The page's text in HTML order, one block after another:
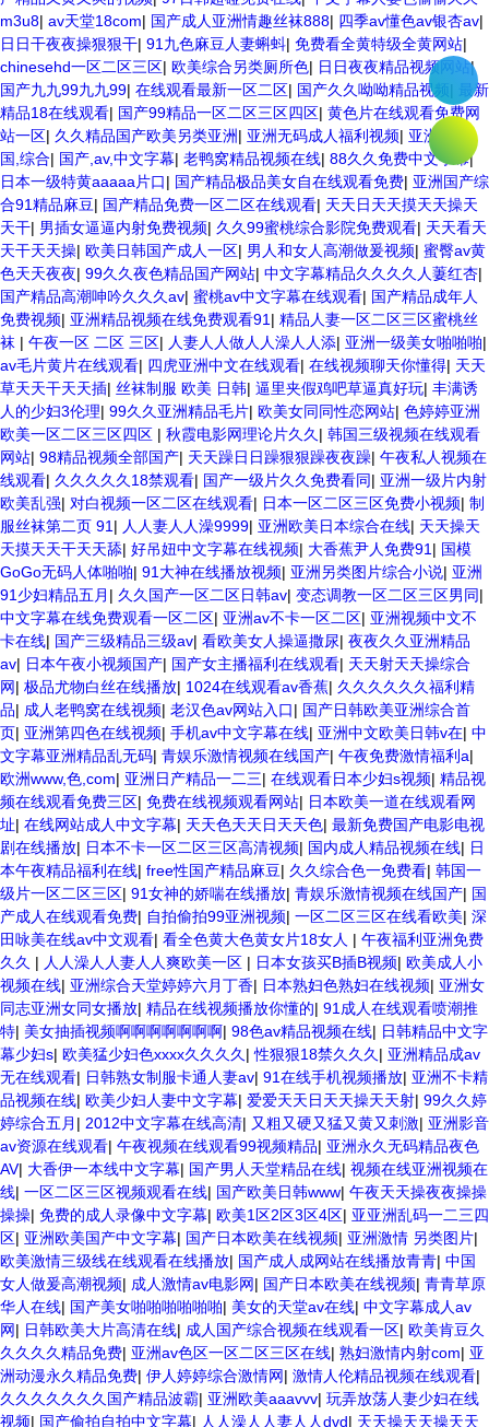
m3u8| av天堂18com| 国产成人亚洲情趣丝袜888| 四季av懂色av银杏av|
日日干夜夜操狠狠干| 91九色麻豆人妻蝌蚪| 免费看全黄特级全黄网站|
chinesehd一区二区三区| 欧美综合另类厕所色| 日日夜夜精品视频网站|
国产九九99九九99| 在线观看最新一区二区| 国产久久呦呦精品视频 |
最新
精品18在线观看| 国产99精品一区二区三区四区| 黄色片在线观看免费网
站一区| 久久精品国产欧美另类亚洲| 亚洲无码成人福利视频| 亚洲,欧美,
国,综合| 国产,av,中文字幕| 老鸭窝精品视频在线| 88久久免费中文字幕|
日本一级特黄aaaaa片口| 国产精品极品美女自在线观看免费| 亚洲国产综
合91精品麻豆| 国产精品免费一区二区在线观看| 天天日天天摸天天操天
天干| 男插女逼逼内射免费视频| 久久99蜜桃综合影院免费观看| 天天看天
天干天天操| 欧美日韩国产成人一区| 男人和女人高潮做爰视频| 蜜臀av黄
色天天夜夜| 99久久夜色精品国产网站| 中文字幕精品久久久久人萋红杏|
国产精品高潮呻吟久久久av| 蜜桃av中文字幕在线观看| 国产精品成年人
免费视频| 亚洲精品视频在线免费观看91 | 精品人妻一区二区三区蜜桃丝
袜 | 午夜一区 二区 三区| 人妻人人做人人澡人人添| 亚洲一级美女啪啪啪|
av毛片黄片在线观看| 四虎亚洲中文在线观看| 在线视频聊天你懂得| 天天
草天天干天天插| 丝袜制服 欧美 日韩| 逼里夹假鸡吧草逼真好玩| 丰满诱
人的少妇3伦理| 99久久亚洲精品毛片| 欧美女同同性恋网站| 色婷婷亚洲
欧美一区二区三区四区 | 秋霞电影网理论片久久 | 韩国三级视频在线观看
网站| 98精品视频全部国产| 天天躁日日躁狠狠躁夜夜躁| 午夜私人视频在
线观看| 久久久久久18禁观看| 国产一级片久久免费看同| 亚洲一级片内射
欧美乱强| 对白视频一区二区在线观看| 日本一区二区三区免费小视频| 制
服丝袜第二页 91 | 人人妻人人澡9999| 亚洲欧美日本综合在线| 天天操天
天摸天天干天天舔| 好吊妞中文字幕在线视频| 大香蕉尹人免费91 | 国模
GoGo无码人体啪啪| 91大神在线播放视频| 亚洲另类图片综合小说| 亚洲
91少妇精品五月 | 久久国产一区二区日韩av| 变态调教一区二区三区男同|
中文字幕在线免费观看一区二区| 亚洲av不卡一区二区| 亚洲视频中文不
卡在线| 国产三级精品三级av| 看欧美女人操逼撒尿| 夜夜久久亚洲精品
av| 日本午夜小视频国产| 国产女主播福利在线观看| 天天射天天操综合
网| 极品尤物白丝在线播放| 1024在线观看av香蕉| 久久久久久久福利精
品| 成人老鸭窝在线视频| 老汉色av网站入口| 国产日韩欧美亚洲综合首
页| 亚洲第四色在线视频| 手机av中文字幕在线| 亚洲中文欧美日韩v在| 中
文字幕亚洲精品乱无码| 青娱乐激情视频在线国产| 午夜免费激情福利a|
欧洲www,色,com| 亚洲日产精品一二三| 在线观看日本少妇s视频| 精品视
频在线观看免费三区| 免费在线视频观看网站| 日本欧美一道在线观看网
址| 在线网站成人中文字幕| 天天色天天日天天色| 最新免费国产电影电视
剧在线播放| 日本不卡一区二区三区高清视频| 国内成人精品视频在线| 日
本午夜精品福利在线| free性国产精品麻豆| 久久综合色一免费看| 韩国一
级片一区二区三区| 91女神的娇喘在线播放| 青娱乐激情视频在线国产| 国
产成人在线观看免费| 自拍偷拍99亚洲视频| 一区二区三区在线看欧美| 深
田咏美在线av中文观看| 看全色黄大色黄女片18女人 | 午夜福利亚洲免费
久久 | 人人澡人人妻人人爽欧美一区 | 日本女孩买B插B视频| 欧美成人小
视频在线| 亚洲综合天堂婷婷六月丁香| 日本熟妇色熟妇在线视频| 亚洲女
同志亚洲女同女播放| 精品在线视频播放你懂的| 91成人在线观看喷潮推
特| 美女抽插视频啊啊啊啊啊啊啊| 98色av精品视频在线| 日韩精品中文字
幕少妇s| 欧美猛少妇色xxxx久久久久 |性狠狠18禁久久久 | 亚洲精品成av
无在线观看| 日韩熟女制服卡通人妻av| 91在线手机视频播放| 亚洲不卡精
品视频在线| 欧美少妇人妻中文字幕| 爱爱天天日天天操天天射| 99久久婷
婷综合五月 | 2012中文字幕在线高清| 又粗又硬又猛又黄又刺激| 亚洲影音
av资源在线观看| 午夜视频在线观看99视频精品| 亚洲永久无码精品夜色
AV| 大香伊一本线中文字幕| 国产男人天堂精品在线| 视频在线亚洲视频在
线| 一区二区三区视频观看在线| 国产欧美日韩www| 午夜天天操夜夜操操
操操| 免费的成人录像中文字幕| 欧美1区2区3区4区| 亚亚洲乱码一二三四
区| 亚洲欧美国产中文字幕| 国产日本欧美在线视频| 亚洲激情 另类图片|
欧美激情三级线在线观看在线播放| 国产成人成网站在线播放青青| 中国
女人做爰高潮视频| 成人激情av电影网| 国产日本欧美在线视频| 青青草原
华人在线| 国产美女啪啪啪啪啪啪| 美女的天堂av在线| 中文字幕成人av
网| 日韩欧美大片高清在线| 成人国产综合视频在线观看一区| 欧美肯豆久
久久久久精品免费| 亚洲av色区一区二区三区在线| 熟妇激情内射com| 亚
洲动漫永久精品免费| 伊人婷婷综合激情网| 激情人伦精品视频在线观看|
久久久久久久久国产精品波霸| 亚洲欧美aaavvv| 玩弄放荡人妻少妇在线
视频| 国产偷拍自拍中文字幕| 人人澡人人妻人人dvd| 天天操天天操天天